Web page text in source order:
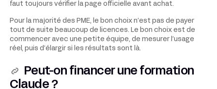
faut toujours vérifier la page officielle avant achat.
Pour la majorité des PME, le bon choix n’est pas de payer
tout de suite beaucoup de licences. Le bon choix est de
commencer avec une petite équipe, de mesurer l’usage
réel, puis d’élargir si les résultats sont là.
Peut-on financer une formation
Claude ?